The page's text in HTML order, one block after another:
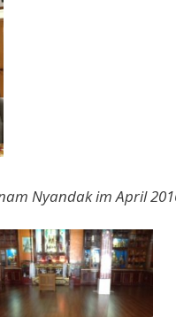
Nyandak im April